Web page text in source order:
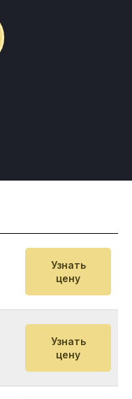
Узнать
цену
Узнать
цену